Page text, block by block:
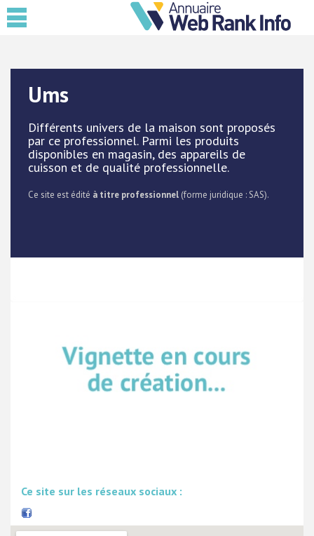
Ums
Différents univers de la maison sont proposés
par ce professionnel. Parmi les produits
disponibles en magasin, des appareils de
cuisson et de qualité professionnelle.
Ce site est édité à titre professionnel (forme juridique : SAS).
Ce site sur les réseaux sociaux :